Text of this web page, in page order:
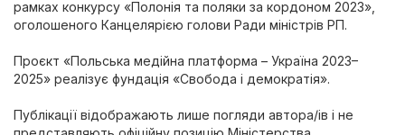
рамках конкурсу «Полонія та поляки за кордоном 2023»,
оголошеного Канцелярією голови Ради міністрів РП.
Проєкт «Польська медійна платформа – Україна 2023–
2025» реалізує фундація «Свобода і демократія».
Публікації відображають лише погляди автора/ів і не